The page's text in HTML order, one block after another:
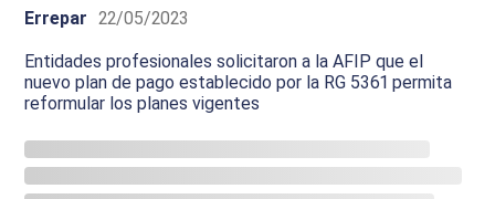
Errepar 22/05/2023
Entidades profesionales solicitaron a la AFIP que el
nuevo plan de pago establecido por la RG 5361 permita
reformular los planes vigentes